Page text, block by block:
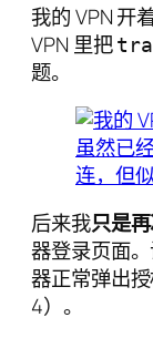
我的 VPN 开
VPN 里把
题。
后来我只是
器登录页面
器正常弹出
4）。